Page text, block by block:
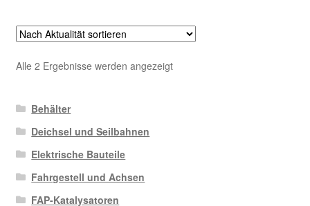
Alle 2 Ergebnisse werden angezeigtNach
Behälter
Deichsel und Seilbahnen
Elektrische Bauteile
Fahrgestell und Achsen
FAP-Katalysatoren